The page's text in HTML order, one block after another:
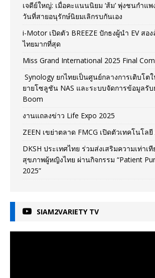
เจดีย์ใหญ่: เมื่อคะแนนนิยม ‘ส้ม’ พุ่งชนกำแพ
วันที่สายอนุรักษ์นิยมเลิกรบกันเอง
i-Motor เปิดตัว BREEZE ปักธงผู้นำ EV สอ
ไทยมากที่สุด
Miss Grand International 2025 Final
Synology ยกไทยเป็นศูนย์กลางการเติบโต
ยายโซลูชัน NAS และระบบจัดการข้อมูลรั
Boom
งานแถลงข่าว Life Expo 2025
ZEEN เขย่าตลาด FMCG เปิดตัวเทคโนโล
DKSH ประเทศไทย ร่วมส่งเสริมความเท่าเ
สุขภาพผู้หญิงไทย ผ่านกิจกรรม “Patient
2025”
SIAM2VARIETY TV